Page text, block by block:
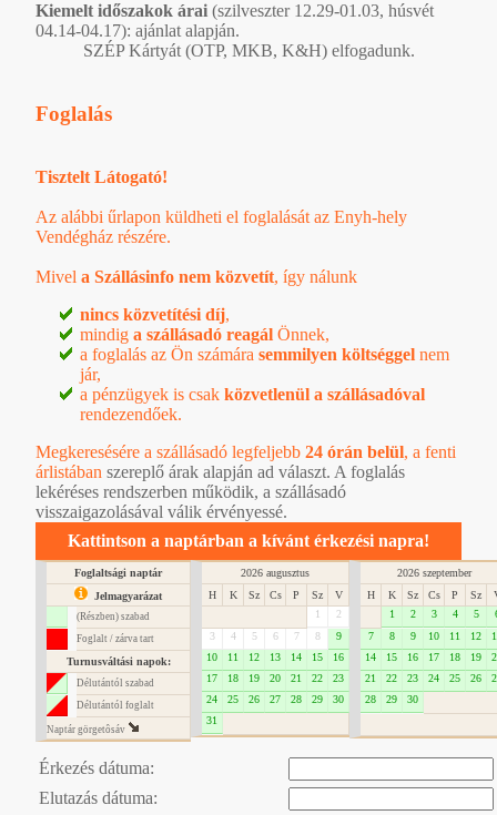
Kiemelt időszakok árai (szilveszter 12.29-01.03, húsvét
04.14-04.17): ajánlat alapján.
SZÉP Kártyát (OTP, MKB, K&H) elfogadunk.
Foglalás
Tisztelt Látogató!
Az alábbi űrlapon küldheti el foglalását az Enyh-hely
Vendégház részére.
Mivel a Szállásinfo nem közvetít, így nálunk
nincs közvetítési díj,
mindig a szállásadó reagál Önnek,
a foglalás az Ön számára semmilyen költséggel nem
jár,
a pénzügyek is csak közvetlenül a szállásadóval
rendezendőek.
Megkeresésére a szállásadó legfeljebb 24 órán belül, a fenti
árlistában szereplő árak alapján ad választ. A foglalás
lekéréses rendszerben működik, a szállásadó
visszaigazolásával válik érvényessé.
Kattintson a naptárban a kívánt érkezési napra!
Foglaltsági naptár
Jelmagyarázat
(Részben) szabad
Foglalt / zárva tart
Turnusváltási napok:
Délutántól szabad
Délutántól foglalt
Naptár görgetôsáv
2026 augusztus
H
K Sz Cs P Sz
V
1
2
3
4 5 6 7 8
9
10
11 12 13 14 15
16
17
18 19 20 21 22
23
24
25 26 27 28 29
30
31
2026 szeptember
H
K Sz Cs P Sz
1
2 3 4 5
7
8 9 10 11 12
14
15 16 17 18 19
21
22 23 24 25 26
28
29 30
Érkezés dátuma:
Elutazás dátuma: